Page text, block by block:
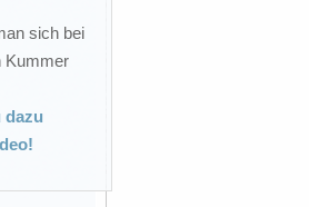
sich bei
Kummer
dazu